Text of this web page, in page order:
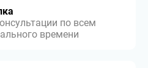
по всем
времени